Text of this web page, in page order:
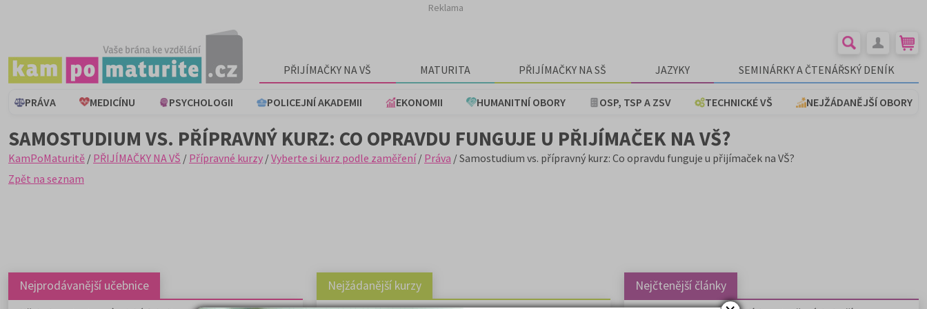
Reklama
PŘIJÍMAČKY NA VŠ MATURITA PŘIJÍMAČKY NA SŠ JAZYKY SEMINÁRKY A ČTENÁŘSKÝ DENÍK
PRÁVA MEDICÍNU PSYCHOLOGII POLICEJNÍ AKADEMII EKONOMII HUMANITNÍ OBORY OSP, TSP A ZSV TECHNICKÉ VŠ NEJŽÁDANĚJŠÍ OBORY
SAMOSTUDIUM VS. PŘÍPRAVNÝ KURZ: CO OPRAVDU FUNGUJE U PŘIJÍMAČEK NA VŠ?
KamPoMaturitě / PŘIJÍMAČKY NA VŠ / Přípravné kurzy /Vyberte si kurz podle zaměření/ Práva / Samostudium vs. přípravný kurz: Co opravdu funguje u přijímaček na VŠ?
Zpět na seznam
Nejprodávanější učebnice Nejžádanější kurzy Nejčtenější články